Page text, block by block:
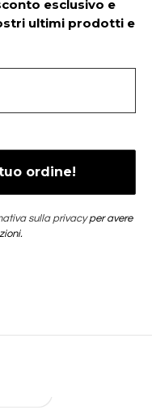
esclusivo e
ultimi prodotti e
sulla privacyper avere